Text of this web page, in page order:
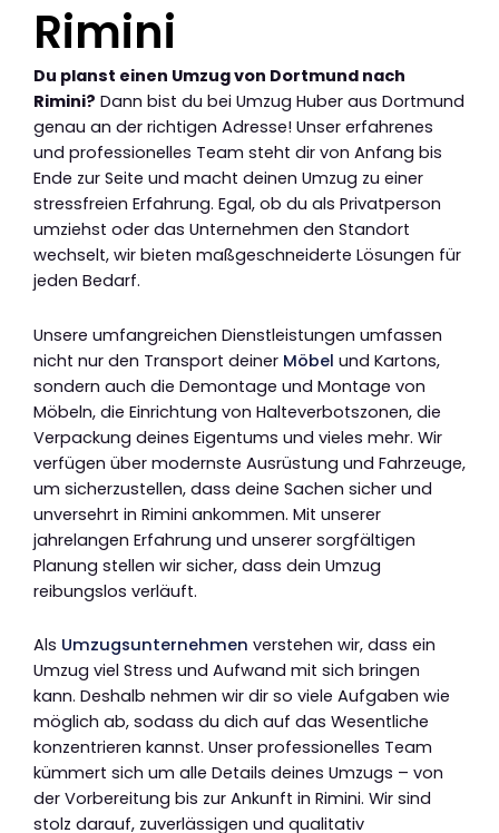
Rimini
Du planst einen Umzug von Dortmund nach
Rimini? Dann bist du bei Umzug Huber aus Dortmund
genau an der richtigen Adresse! Unser erfahrenes
und professionelles Team steht dir von Anfang bis
Ende zur Seite und macht deinen Umzug zu einer
stressfreien Erfahrung. Egal, ob du als Privatperson
umziehst oder das Unternehmen den Standort
wechselt, wir bieten maßgeschneiderte Lösungen für
jeden Bedarf.
Unsere umfangreichen Dienstleistungen umfassen
nicht nur den Transport deiner Möbel und Kartons,
sondern auch die Demontage und Montage von
Möbeln, die Einrichtung von Halteverbotszonen, die
Verpackung deines Eigentums und vieles mehr. Wir
verfügen über modernste Ausrüstung und Fahrzeuge,
um sicherzustellen, dass deine Sachen sicher und
unversehrt in Rimini ankommen. Mit unserer
jahrelangen Erfahrung und unserer sorgfältigen
Planung stellen wir sicher, dass dein Umzug
reibungslos verläuft.
Als Umzugsunternehmen verstehen wir, dass ein
Umzug viel Stress und Aufwand mit sich bringen
kann. Deshalb nehmen wir dir so viele Aufgaben wie
möglich ab, sodass du dich auf das Wesentliche
konzentrieren kannst. Unser professionelles Team
kümmert sich um alle Details deines Umzugs – von
der Vorbereitung bis zur Ankunft in Rimini. Wir sind
stolz darauf, zuverlässigen und qualitativ